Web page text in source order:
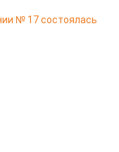
№ 17 состоялась